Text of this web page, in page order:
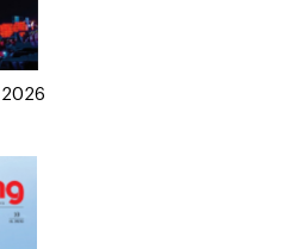
2026